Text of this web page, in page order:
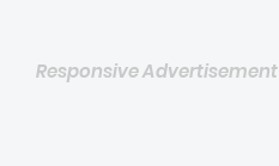
Responsive Advertisement